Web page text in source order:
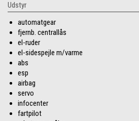
Udstyr
automatgear
fjernb. centrallås
el-ruder
el-sidespejle m/varme
abs
esp
airbag
servo
infocenter
fartpilot